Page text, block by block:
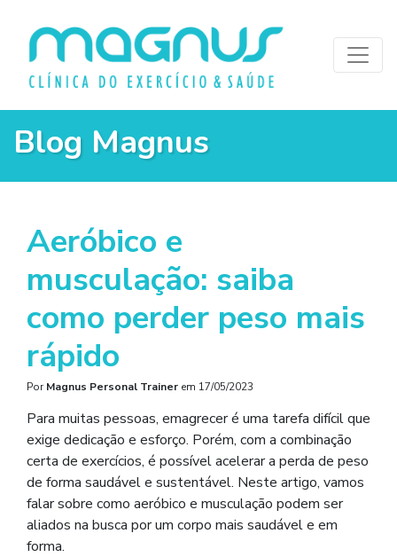
Blog Magnus
Aeróbico e
musculação: saiba
como perder peso mais
rápido
PorMagnus Personal Trainer em 17/05/2023
Para muitas pessoas, emagrecer é uma tarefa difícil que
exige dedicação e esforço. Porém, com a combinação
certa de exercícios, é possível acelerar a perda de peso
de forma saudável e sustentável. Neste artigo, vamos
falar sobre como aeróbico e musculação podem ser
aliados na busca por um corpo mais saudável e em
forma.